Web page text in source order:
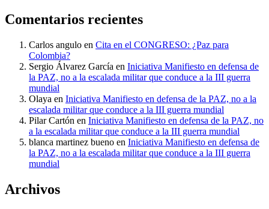
Comentarios recientes
Carlos angulo en Cita en el CONGRESO: ¿Paz para
Colombia?
Sergio Álvarez García en Iniciativa Manifiesto en defensa de
la PAZ, no a la escalada militar que conduce a la III guerra
mundial
Olaya en Iniciativa Manifiesto en defensa de la PAZ, no a la
escalada militar que conduce a la III guerra mundial
Pilar Cartón en Iniciativa Manifiesto en defensa de la PAZ, no
a la escalada militar que conduce a la III guerra mundial
blanca martinez bueno en Iniciativa Manifiesto en defensa de
la PAZ, no a la escalada militar que conduce a la III guerra
mundial
Archivos